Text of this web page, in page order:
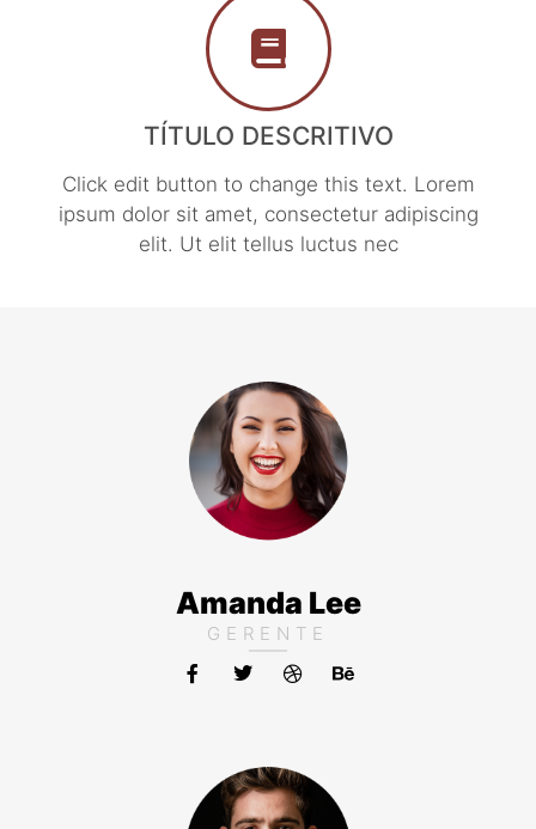
TÍTULO DESCRITIVO
Click edit button to change this text. Lorem
ipsum dolor sit amet, consectetur adipiscing
elit. Ut elit tellus luctus nec
Amanda Lee
GERENTE